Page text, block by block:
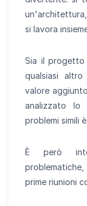
si lavora
Sia il progetto
qualsiasi
valore
analizzato lo
problemi simili
È però
prime riunioni